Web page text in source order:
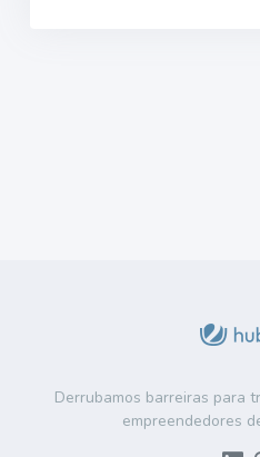
Derrubamos barreiras para
empreendedores